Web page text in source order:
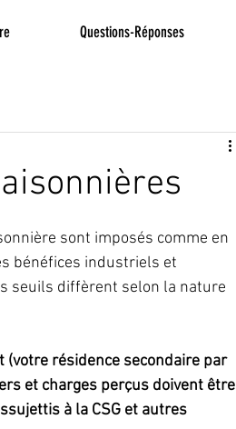
Questions-Réponses
sont imposés comme en
bénéfices industriels et
seuils diffèrent selon la nature
(votre résidence secondaire par
et charges perçus doivent être
à la CSG et autres